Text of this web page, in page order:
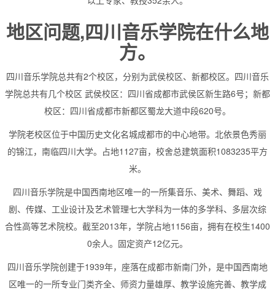
地区问题,四川音乐学院在什么地
方。
四川音乐学院总共有2个校区，分别为武侯校区、新都校区。四川音乐
学院总共有几个校区 武侯校区：四川省成都市武侯区新生路6号；新都
校区：四川省成都市新都区蜀龙大道中段620号。
学院老校区位于中国历史文化名城成都市的中心地带。北依景色秀丽
的锦江，南临四川大学。占地1127亩，校舍总建筑面积1083235平方
米。
四川音乐学院是中国西南地区唯一的一所集音乐、美术、舞蹈、戏
剧、传媒、工业设计及艺术管理七大学科为一体的多学科、多层次综
合性高等艺术院校。截至2013年，学院占地1156亩，拥有在校生1400
0余人。固定资产12亿元。
四川音乐学院创建于1939年，座落在成都市新南门外，是中国西南地
区唯一的一所专业门类齐全、师资力量雄厚、教学设施完善、教学成